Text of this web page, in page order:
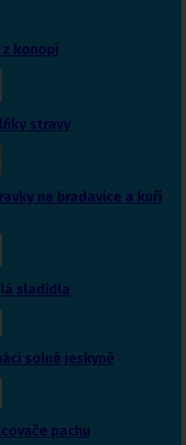
z konopí
stravy
na bradavice a kuří
sladidla
solné jeskyně
pachu